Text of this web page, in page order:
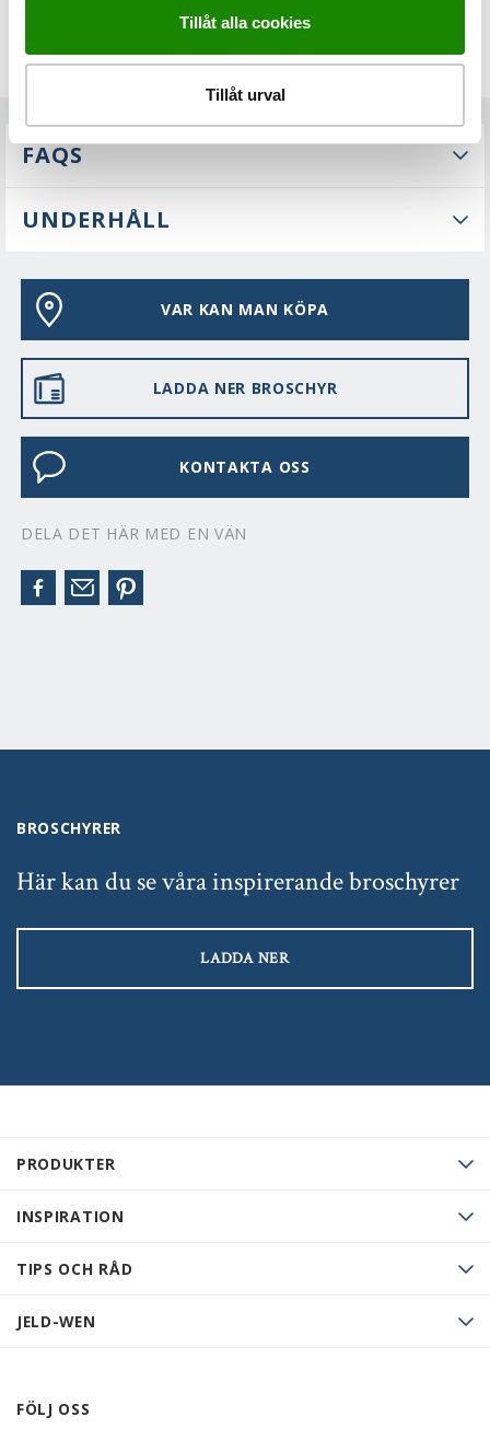
Tillåt alla cookies
Tillåt urval
FAQS
UNDERHÅLL
VAR KAN MAN KÖPA
LADDA NER BROSCHYR
KONTAKTA OSS
DELA DET HÄR MED EN VÄN
PRODUKTER
INSPIRATION
TIPS OCH RÅD
JELD-WEN
FÖLJ OSS
BROSCHYRER
Här kan du se våra inspirerande broschyrer
LADDA NER